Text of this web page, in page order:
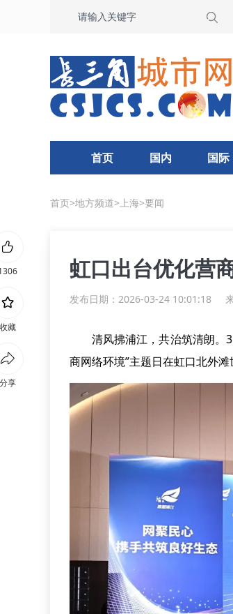
首页 国内 国际
首页>地方频道> 上海>要闻
虹口出台优化营
发布日期：2026-03-24 10:01:18
清风拂浦江，共治筑清朗。3
商网络环境”主题日在虹口北外滩
收藏
分享